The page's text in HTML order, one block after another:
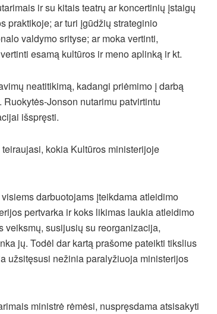
ir su kitais teatrų ar koncertinių įstaigų
praktikoje; ar turi įgūdžių strateginio
valdymo srityse; ar moka vertinti,
esamą kultūros ir meno aplinką ir kt.
neatitikimą, kadangi priėmimo į darbą
Jonson nutarimu patvirtintu
išspręsti.
kokia Kultūros ministerijoje
darbuotojams įteikdama atleidimo
pertvarka ir koks likimas laukia atleidimo
veiksmų, susijusių su reorganizacija,
jų. Todėl dar kartą prašome pateikti tikslius
užsitęsusi nežinia paralyžiuoja ministerijos
ministrė rėmėsi, nuspręsdama atsisakyti